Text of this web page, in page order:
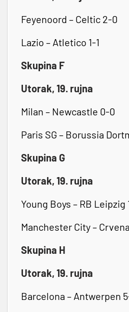
Feyenoord – Celtic 2-0
Lazio – Atletico 1-1
Skupina F
Utorak, 19. rujna
Milan – Newcastle 0-0
Paris SG – Borussia
Skupina G
Utorak, 19. rujna
Young Boys – RB Leipzig
Manchester City –
Skupina H
Utorak, 19. rujna
Barcelona – Antwerpen